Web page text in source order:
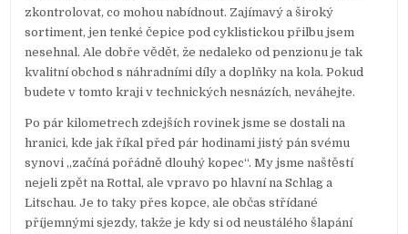
zkontrolovat, co mohou nabídnout. Zajímavý a široký
sortiment, jen tenké čepice pod cyklistickou přilbu jsem
nesehnal. Ale dobře vědět, že nedaleko od penzionu je tak
kvalitní obchod s náhradními díly a doplňky na kola. Pokud
budete v tomto kraji v technických nesnázích, neváhejte.
Po pár kilometrech zdejších rovinek jsme se dostali na
hranici, kde jak říkal před pár hodinami jistý pán svému
synovi „začíná pořádně dlouhý kopec“. My jsme naštěstí
nejeli zpět na Rottal, ale vpravo po hlavní na Schlag a
Litschau. Je to taky přes kopce, ale občas střídané
příjemnými sjezdy, takže je kdy si od neustálého šlapání